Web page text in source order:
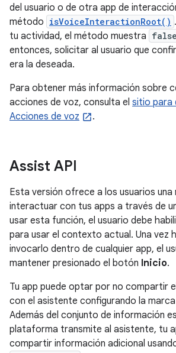
del usuario o de otra app de
método isVoiceInteractionRoot()
tu actividad, el método muestra false
entonces, solicitar al usuario que
era la deseada.
Para obtener más información sobre
acciones de voz, consulta el sitio para
Acciones de voz
.
Assist API
Esta versión ofrece a los usuarios una
interactuar con tus apps a través de
usar esta función, el usuario debe
para usar el contexto actual. Una vez
invocarlo dentro de cualquier app, el
mantener presionado el botón Inicio.
Tu app puede optar por no compartir
con el asistente configurando la marca
Además del conjunto de información
plataforma transmite al asistente, tu
compartir información adicional